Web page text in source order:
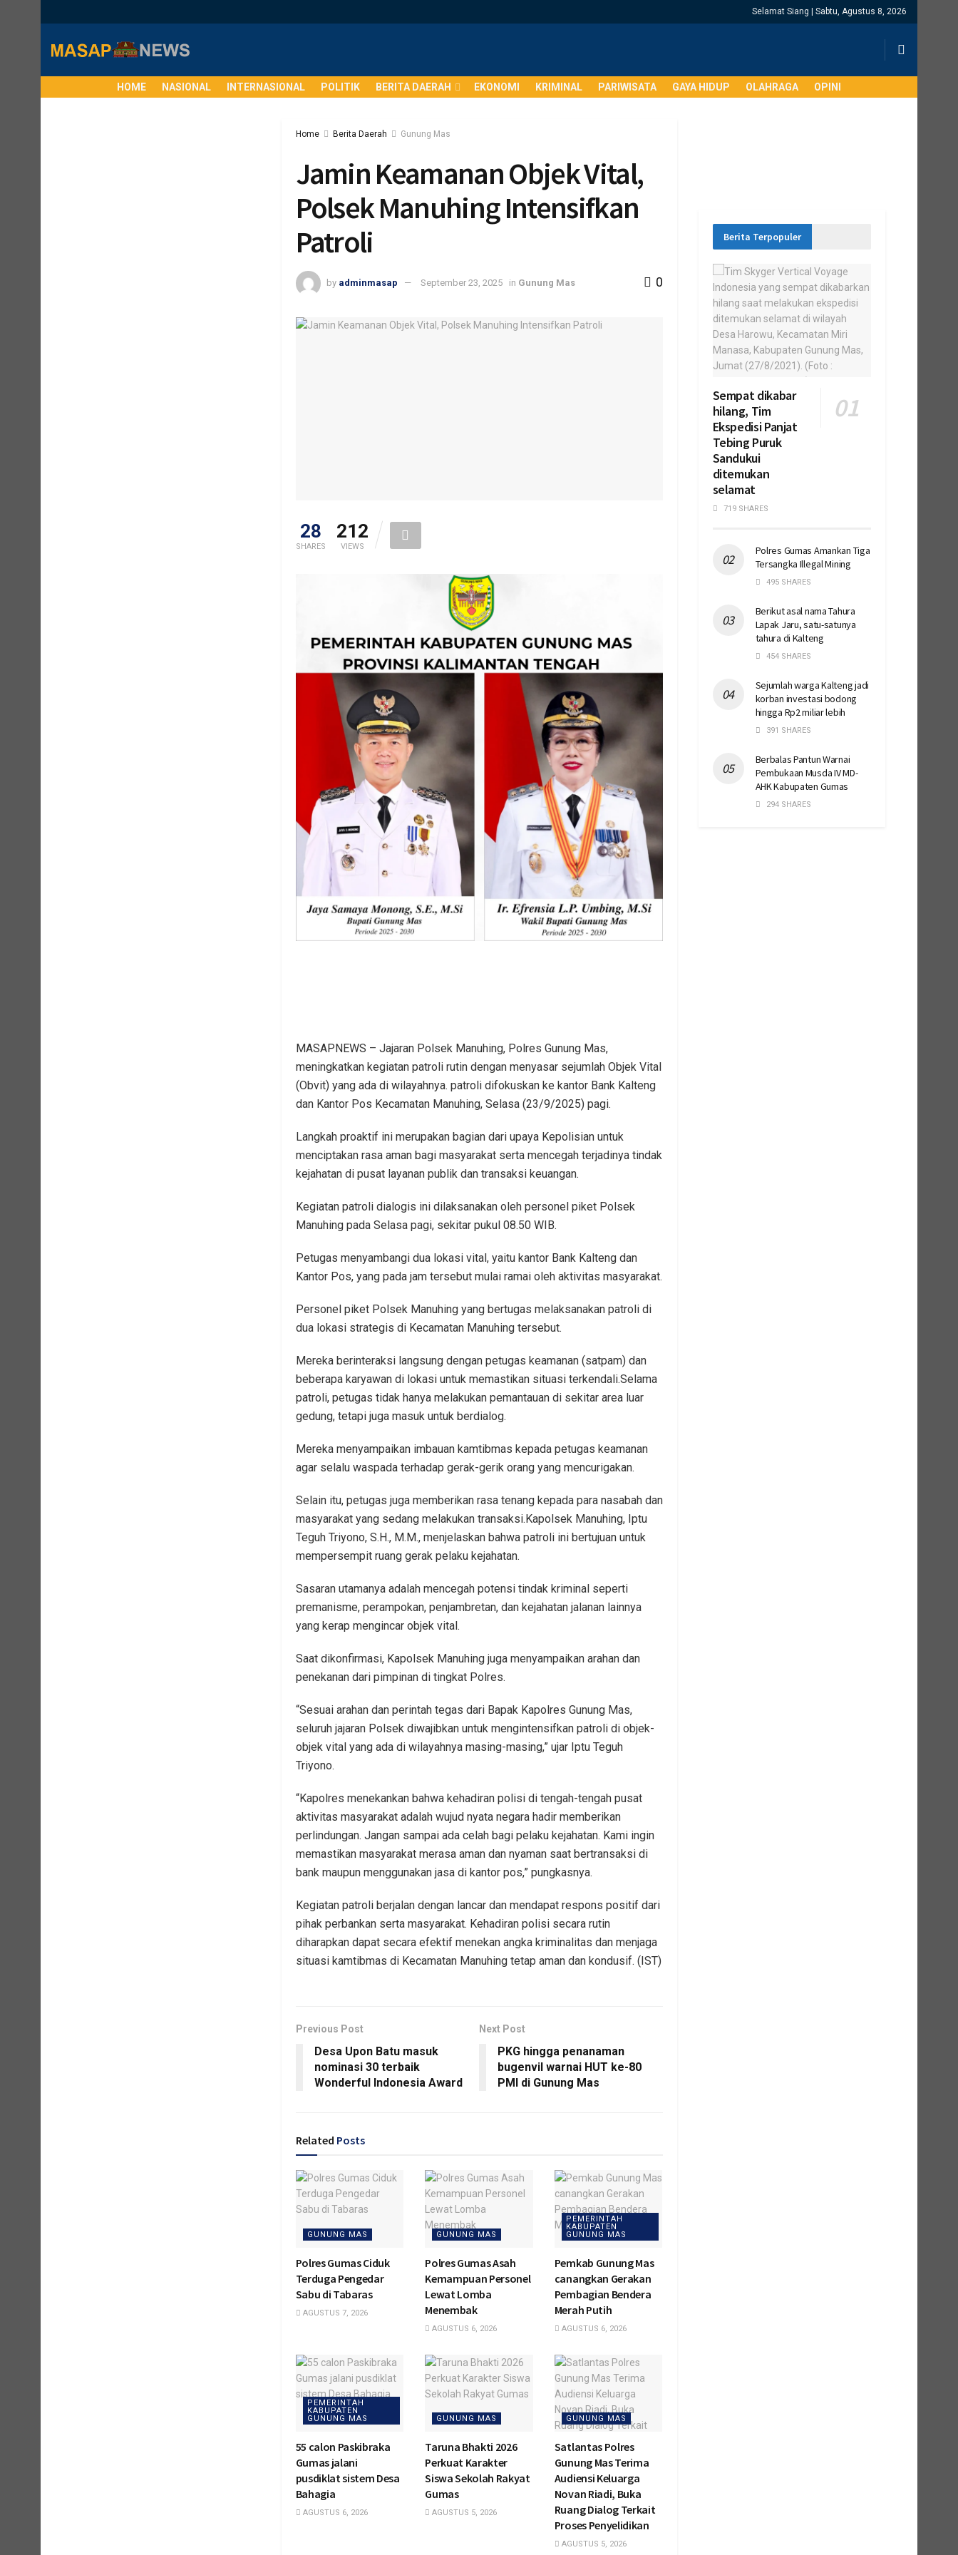
Selamat Siang | Sabtu, Agustus 8, 2026
HOME NASIONAL INTERNASIONAL POLITIK BERITA DAERAH EKONOMI KRIMINAL PARIWISATA GAYA HIDUP OLAHRAGA OPINI
Home Berita Daerah Gunung Mas
Jamin Keamanan Objek Vital,
Polsek Manuhing Intensifkan
Patroli
by adminmasap September 23, 2025 in Gunung Mas 0
28
SHARES
212
VIEWS
MASAPNEWS – Jajaran Polsek Manuhing, Polres Gunung Mas,
meningkatkan kegiatan patroli rutin dengan menyasar sejumlah Objek Vital
(Obvit) yang ada di wilayahnya. patroli difokuskan ke kantor Bank Kalteng
dan Kantor Pos Kecamatan Manuhing, Selasa (23/9/2025) pagi.
Langkah proaktif ini merupakan bagian dari upaya Kepolisian untuk
menciptakan rasa aman bagi masyarakat serta mencegah terjadinya tindak
kejahatan di pusat layanan publik dan transaksi keuangan.
Kegiatan patroli dialogis ini dilaksanakan oleh personel piket Polsek
Manuhing pada Selasa pagi, sekitar pukul 08.50 WIB.
Petugas menyambangi dua lokasi vital, yaitu kantor Bank Kalteng dan
Kantor Pos, yang pada jam tersebut mulai ramai oleh aktivitas masyarakat.
Personel piket Polsek Manuhing yang bertugas melaksanakan patroli di
dua lokasi strategis di Kecamatan Manuhing tersebut.
Mereka berinteraksi langsung dengan petugas keamanan (satpam) dan
beberapa karyawan di lokasi untuk memastikan situasi terkendali.Selama
patroli, petugas tidak hanya melakukan pemantauan di sekitar area luar
gedung, tetapi juga masuk untuk berdialog.
Mereka menyampaikan imbauan kamtibmas kepada petugas keamanan
agar selalu waspada terhadap gerak-gerik orang yang mencurigakan.
Selain itu, petugas juga memberikan rasa tenang kepada para nasabah dan
masyarakat yang sedang melakukan transaksi.Kapolsek Manuhing, Iptu
Teguh Triyono, S.H., M.M., menjelaskan bahwa patroli ini bertujuan untuk
mempersempit ruang gerak pelaku kejahatan.
Sasaran utamanya adalah mencegah potensi tindak kriminal seperti
premanisme, perampokan, penjambretan, dan kejahatan jalanan lainnya
yang kerap mengincar objek vital.
Saat dikonfirmasi, Kapolsek Manuhing juga menyampaikan arahan dan
penekanan dari pimpinan di tingkat Polres.
“Sesuai arahan dan perintah tegas dari Bapak Kapolres Gunung Mas,
seluruh jajaran Polsek diwajibkan untuk mengintensifkan patroli di objek-
objek vital yang ada di wilayahnya masing-masing,” ujar Iptu Teguh
Triyono.
“Kapolres menekankan bahwa kehadiran polisi di tengah-tengah pusat
aktivitas masyarakat adalah wujud nyata negara hadir memberikan
perlindungan. Jangan sampai ada celah bagi pelaku kejahatan. Kami ingin
memastikan masyarakat merasa aman dan nyaman saat bertransaksi di
bank maupun menggunakan jasa di kantor pos,” pungkasnya.
Kegiatan patroli berjalan dengan lancar dan mendapat respons positif dari
pihak perbankan serta masyarakat. Kehadiran polisi secara rutin
diharapkan dapat secara efektif menekan angka kriminalitas dan menjaga
situasi kamtibmas di Kecamatan Manuhing tetap aman dan kondusif. (IST)
Previous Post
Desa Upon Batu masuk
nominasi 30 terbaik
Wonderful Indonesia Award
Next Post
PKG hingga penanaman
bugenvil warnai HUT ke-80
PMI di Gunung Mas
Related Posts
GUNUNG MAS
Polres Gumas Ciduk
Terduga Pengedar
Sabu di Tabaras
AGUSTUS 7, 2026
GUNUNG MAS
Polres Gumas Asah
Kemampuan Personel
Lewat Lomba
Menembak
AGUSTUS 6, 2026
PEMERINTAH
KABUPATEN
GUNUNG MAS
Pemkab Gunung Mas
canangkan Gerakan
Pembagian Bendera
Merah Putih
AGUSTUS 6, 2026
PEMERINTAH
KABUPATEN
GUNUNG MAS
55 calon Paskibraka
Gumas jalani
pusdiklat sistem Desa
Bahagia
AGUSTUS 6, 2026
GUNUNG MAS
Taruna Bhakti 2026
Perkuat Karakter
Siswa Sekolah Rakyat
Gumas
AGUSTUS 5, 2026
GUNUNG MAS
Satlantas Polres
Gunung Mas Terima
Audiensi Keluarga
Novan Riadi, Buka
Ruang Dialog Terkait
Proses Penyelidikan
AGUSTUS 5, 2026
Berita Terpopuler
Sempat dikabar
hilang, Tim
Ekspedisi Panjat
Tebing Puruk
Sandukui
ditemukan
selamat
719 SHARES
Polres Gumas Amankan Tiga
Tersangka Illegal Mining
495 SHARES
Berikut asal nama Tahura
Lapak Jaru, satu-satunya
tahura di Kalteng
454 SHARES
Sejumlah warga Kalteng jadi
korban investasi bodong
hingga Rp2 miliar lebih
391 SHARES
Berbalas Pantun Warnai
Pembukaan Musda IV MD-
AHK Kabupaten Gumas
294 SHARES